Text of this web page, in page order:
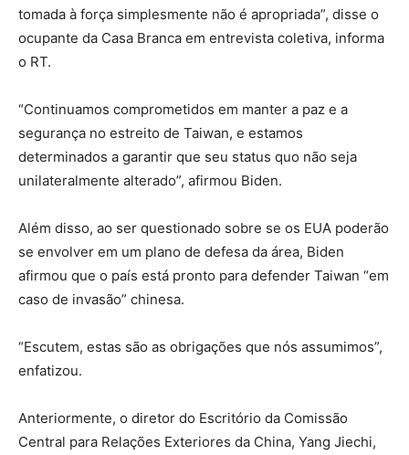
tomada à força simplesmente não é apropriada”, disse o
ocupante da Casa Branca em entrevista coletiva, informa
o RT.
“Continuamos comprometidos em manter a paz e a
segurança no estreito de Taiwan, e estamos
determinados a garantir que seu status quo não seja
unilateralmente alterado”, afirmou Biden.
Além disso, ao ser questionado sobre se os EUA poderão
se envolver em um plano de defesa da área, Biden
afirmou que o país está pronto para defender Taiwan “em
caso de invasão” chinesa.
“Escutem, estas são as obrigações que nós assumimos”,
enfatizou.
Anteriormente, o diretor do Escritório da Comissão
Central para Relações Exteriores da China, Yang Jiechi,